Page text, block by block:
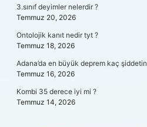
3.sınıf deyimler nelerdir ?
Temmuz 20, 2026
Ontolojik kanıt nedir tyt ?
Temmuz 18, 2026
Adana’da en büyük deprem kaç
Temmuz 16, 2026
Kombi 35 derece iyi mi ?
Temmuz 14, 2026